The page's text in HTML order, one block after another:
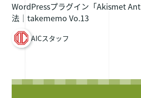
WordPressプラグイン「Akismet
法｜takememo Vo.13
AICスタッフ